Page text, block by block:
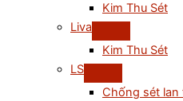
Kim Thu Sét
Liva
Kim Thu Sét
LS
Chống sét lan